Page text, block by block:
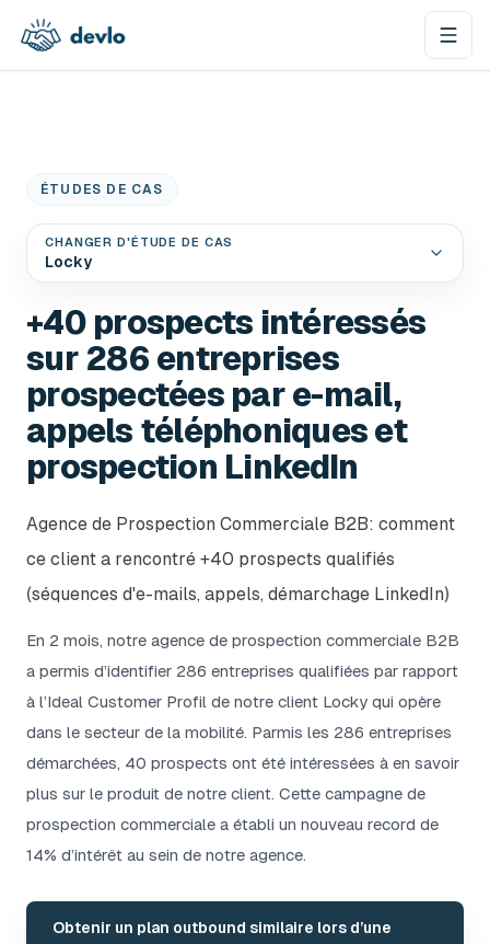
ÉTUDES DE CAS
CHANGER D'ÉTUDE DE CAS
Locky
+40 prospects intéressés
sur 286 entreprises
prospectées par e-mail,
appels téléphoniques et
prospection LinkedIn
Agence de Prospection Commerciale B2B: comment
ce client a rencontré +40 prospects qualifiés
(séquences d'e-mails, appels, démarchage LinkedIn)
En 2 mois, notre agence de prospection commerciale B2B
a permis d’identifier 286 entreprises qualifiées par rapport
à l’Ideal Customer Profil de notre client Locky qui opère
dans le secteur de la mobilité. Parmis les 286 entreprises
démarchées, 40 prospects ont été intéressées à en savoir
plus sur le produit de notre client. Cette campagne de
prospection commerciale a établi un nouveau record de
14% d’intérêt au sein de notre agence.
Obtenir un plan outbound similaire lors d’une